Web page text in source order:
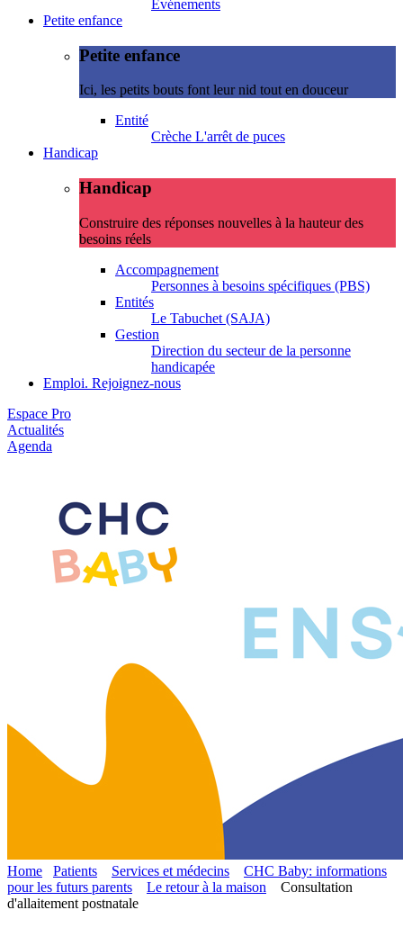
Evénements
Petite enfance
Petite enfance
Ici, les petits bouts font leur nid tout en douceur
Entité
Crèche L'arrêt de puces
Handicap
Handicap
Construire des réponses nouvelles à la hauteur des
besoins réels
Accompagnement
Personnes à besoins spécifiques (PBS)
Entités
Le Tabuchet (SAJA)
Gestion
Direction du secteur de la personne
handicapée
Emploi. Rejoignez-nous
Espace Pro
Actualités
Agenda
Home Patients Services et médecins
CHC Baby: informations
pour les futurs parents
Le retour à la maison
Consultation
d'allaitement postnatale